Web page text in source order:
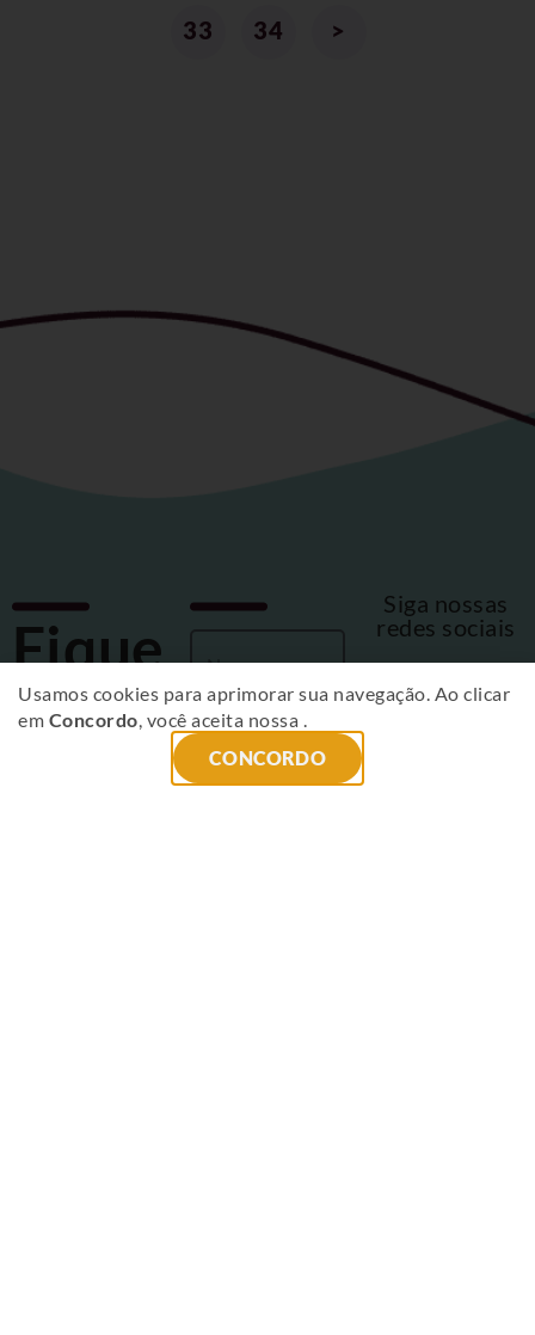
33 34 >
Fique
por
dentro
Siga nossas
redes sociais
CONCORDO
Usamos cookies para aprimorar sua navegação. Ao clicar
em Concordo, você aceita nossa .